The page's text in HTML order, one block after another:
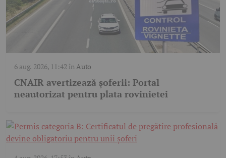
6 aug. 2026, 11:42 înAuto
CNAIR avertizează șoferii: Portal
neautorizat pentru plata rovinietei